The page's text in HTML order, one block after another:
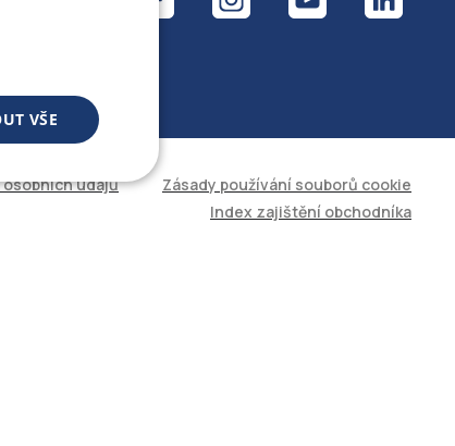
osobních údajů
Zásady používání souborů cookie
Index zajištění obchodníka
VŠE